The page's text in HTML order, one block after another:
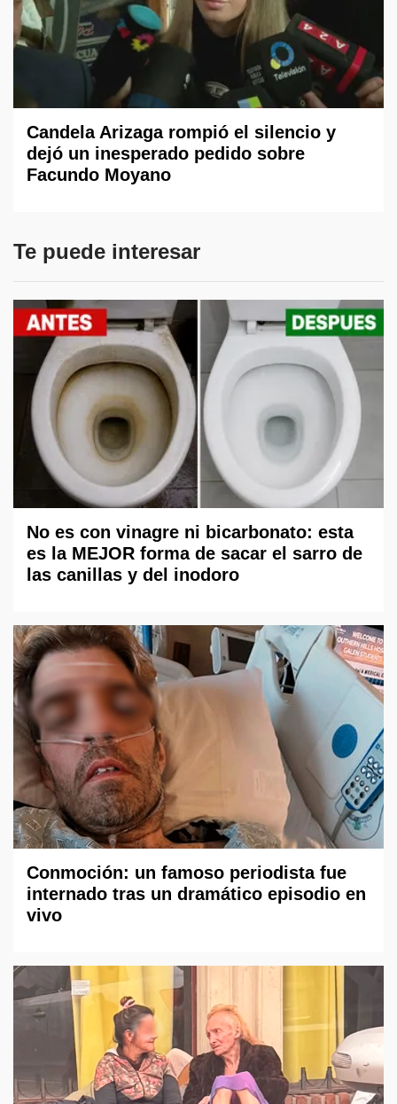
Candela Arizaga rompió el silencio y
dejó un inesperado pedido sobre
Facundo Moyano
Te puede interesar
No es con vinagre ni bicarbonato: esta
es la MEJOR forma de sacar el sarro de
las canillas y del inodoro
Conmoción: un famoso periodista fue
internado tras un dramático episodio en
vivo